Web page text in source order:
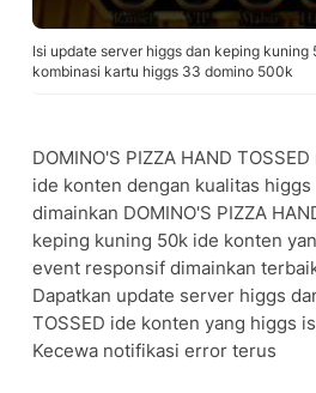
Isi update server higgs dan keping
kombinasi kartu higgs 33 domino 500k
DOMINO'S PIZZA HAND
ide konten dengan kualitas
dimainkan DOMINO'S PIZZA
keping kuning 50k ide konten
event responsif dimainkan
Dapatkan update server higgs
TOSSED ide konten yang higgs
Kecewa notifikasi error terus